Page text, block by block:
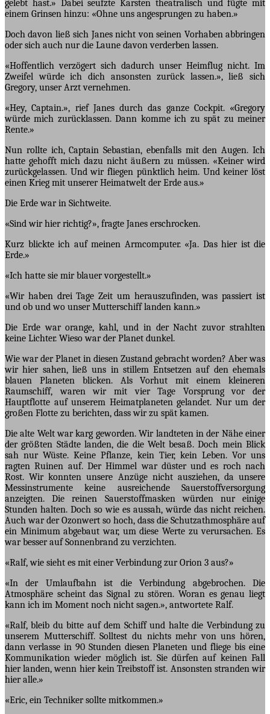
gelebt hast.» Dabei seufzte Karsten theatralisch und fügte mit
einem Grinsen hinzu: «Ohne uns angesprungen zu haben.»
Doch davon ließ sich Janes nicht von seinen Vorhaben abbringen
oder sich auch nur die Laune davon verderben lassen.
«Hoffentlich verzögert sich dadurch unser Heimflug nicht. Im
Zweifel würde ich dich ansonsten zurück lassen.», ließ sich
Gregory, unser Arzt vernehmen.
«Hey, Captain.», rief Janes durch das ganze Cockpit. «Gregory
würde mich zurücklassen. Dann komme ich zu spät zu meiner
Rente.»
Nun rollte ich, Captain Sebastian, ebenfalls mit den Augen. Ich
hatte gehofft mich dazu nicht äußern zu müssen. «Keiner wird
zurückgelassen. Und wir fliegen pünktlich heim. Und keiner löst
einen Krieg mit unserer Heimatwelt der Erde aus.»
Die Erde war in Sichtweite.
«Sind wir hier richtig?», fragte Janes erschrocken.
Kurz blickte ich auf meinen Armcomputer. «Ja. Das hier ist die
Erde.»
«Ich hatte sie mir blauer vorgestellt.»
«Wir haben drei Tage Zeit um herauszufinden, was passiert ist
und ob und wo unser Mutterschiff landen kann.»
Die Erde war orange, kahl, und in der Nacht zuvor strahlten
keine Lichter. Wieso war der Planet dunkel.
Wie war der Planet in diesen Zustand gebracht worden? Aber was
wir hier sahen, ließ uns in stillem Entsetzen auf den ehemals
blauen Planeten blicken. Als Vorhut mit einem kleineren
Raumschiff, waren wir mit vier Tage Vorsprung vor der
Hauptflotte auf unserem Heimatplaneten gelandet. Nur um der
großen Flotte zu berichten, dass wir zu spät kamen.
Die alte Welt war karg geworden. Wir landteten in der Nähe einer
der größten Städte landen, die die Welt besaß. Doch mein Blick
sah nur Wüste. Keine Pflanze, kein Tier, kein Leben. Vor uns
ragten Ruinen auf. Der Himmel war düster und es roch nach
Rost. Wir konnten unsere Anzüge nicht ausziehen, da unsere
Messinstrumente keine ausreichende Sauerstoffversorgung
anzeigten. Die reinen Sauerstoffmasken würden nur einige
Stunden halten. Doch so wie es aussah, würde das nicht reichen.
Auch war der Ozonwert so hoch, dass die Schutzathmosphäre auf
ein Minimum abgebaut war, um diese Werte zu verursachen. Es
war besser auf Sonnenbrand zu verzichten.
«Ralf, wie sieht es mit einer Verbindung zur Orion 3 aus?»
«In der Umlaufbahn ist die Verbindung abgebrochen. Die
Atmosphäre scheint das Signal zu stören. Woran es genau liegt
kann ich im Moment noch nicht sagen.», antwortete Ralf.
«Ralf, bleib du bitte auf dem Schiff und halte die Verbindung zu
unserem Mutterschiff. Solltest du nichts mehr von uns hören,
dann verlasse in 90 Stunden diesen Planeten und fliege bis eine
Kommunikation wieder möglich ist. Sie dürfen auf keinen Fall
hier landen, wenn hier kein Treibstoff ist. Ansonsten stranden wir
hier alle.»
«Eric, ein Techniker sollte mitkommen.»